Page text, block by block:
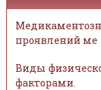
проявлений ме
Виды
факторами.